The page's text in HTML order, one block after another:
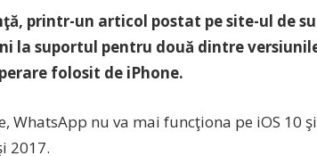
printr-un articol postat pe site-ul de
la suportul pentru două dintre
folosit de iPhone.
WhatsApp nu va mai funcţiona pe iOS 10
2017.